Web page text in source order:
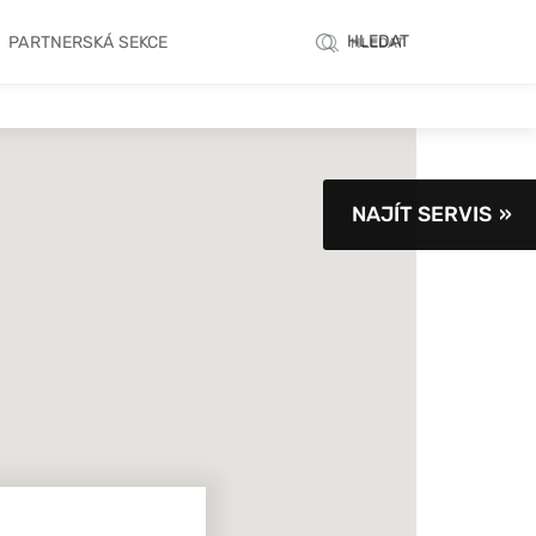
PARTNERSKÁ SEKCE HLEDAT
HLEDAT
NAJÍT SERVIS